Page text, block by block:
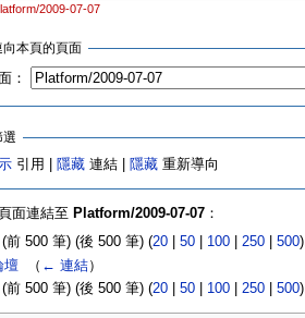
2009-07-07
向本頁的頁面
：
選
引用 | 隱藏 連結 | 隱藏 重新導向
面連結至 Platform/2009-07-07：
前 500 筆) (後 500 筆) (20| 50| 100| 250| 500).
壇
（ ← 連結）
前 500 筆) (後 500 筆) (20| 50| 100| 250| 500).